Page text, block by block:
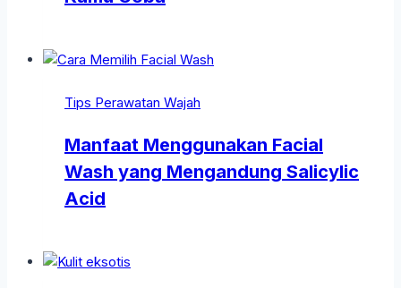
Tips Perawatan Wajah
Manfaat Menggunakan Facial
Wash yang Mengandung Salicylic
Acid